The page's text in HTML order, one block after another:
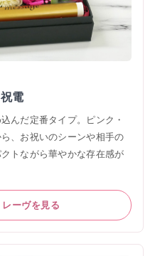
電
んだ定番タイプ。ピンク・
、お祝いのシーンや相手の
トながら華やかな存在感が
ーヴを見る